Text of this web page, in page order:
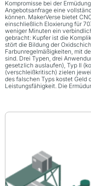
Kompromisse bei der
Angebotsanfrage eine
können. MakerVerse bietet
einschließlich Eloxierung für
weniger Minuten ein
gebracht: Kupfer ist die
stört die Bildung der
Farbunregelmäßigkeiten, mit
sind. Drei Typen, drei
gesetzlich auslaufen), Typ II
(verschleißkritisch) zielen
des falschen Typs kostet Geld
Leistungsfähigkeit. Die